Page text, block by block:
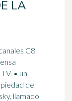
LA
C8
un
del
llamado